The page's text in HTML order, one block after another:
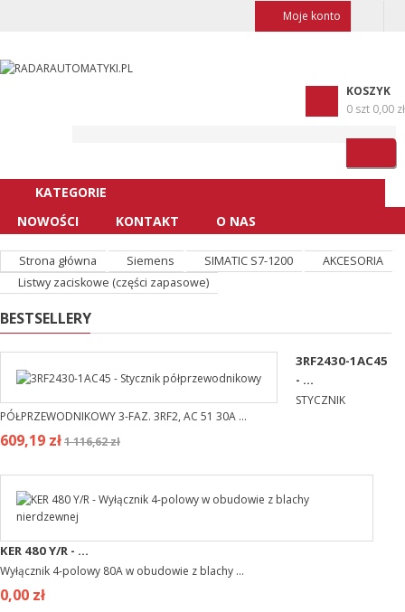
Moje konto
KOSZYK
0 szt 0,00 zł
KATEGORIE
NOWOŚCI
KONTAKT O NAS
Strona główna Siemens SIMATIC S7-1200
AKCESORIA
Listwy zaciskowe (części zapasowe)
BESTSELLERY
3RF2430-1AC45
- ...
STYCZNIK
PÓŁPRZEWODNIKOWY 3-FAZ. 3RF2, AC 51 30A ...
609,19 zł1 116,62 zł
KER 480 Y/R - ...
Wyłącznik 4-polowy 80A w obudowie z blachy ...
0,00 zł